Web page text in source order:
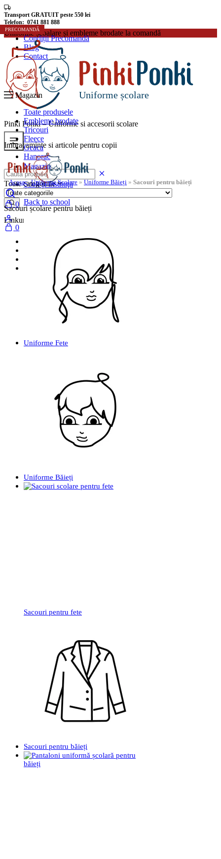
Transport GRATUIT peste 550 lei
Telefon: 0741 881 888
Condiții Precomandă
Blog
Contact
Uniforme școalare și embleme brodate la comandă
Uniforme școlare
Pinki Ponki – Uniforme si accesorii scolare
Imbracaminte si articole pentru copii
Magazin
Uniforme Școlare
Şcoli şi instituţii
Rechizite școlare
Back to school
0
Magazin
Toate produsele
Embleme brodate
Tricouri
Fleece
Geaca
Hanorac
Toate categoriile
Linkuri utile
Toate produsele
0
Acasa»Uniforme Școlare » Uniforme Băieți » Sacouri pentru băieți
Sacouri școlare pentru băieți
Uniforme Fete
Uniforme Băieți
Sacouri pentru fete
Sacouri pentru băieți
PRECOMANDĂ
PRECOMANDĂ
PRECOMANDĂ
PRECOMANDĂ
PRECOMANDĂ
PRECOMANDĂ